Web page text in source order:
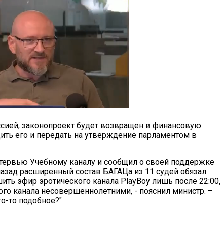
законопроект будет возвращен в финансовую
его и передать на утверждение парламентом в
Учебному каналу и сообщил о своей поддержке
расширенный состав БАГАЦа из 11 судей обязал
эфир эротического канала PlayBoy лишь после 22:00,
канала несовершеннолетними, - пояснил министр. –
то подобное?"